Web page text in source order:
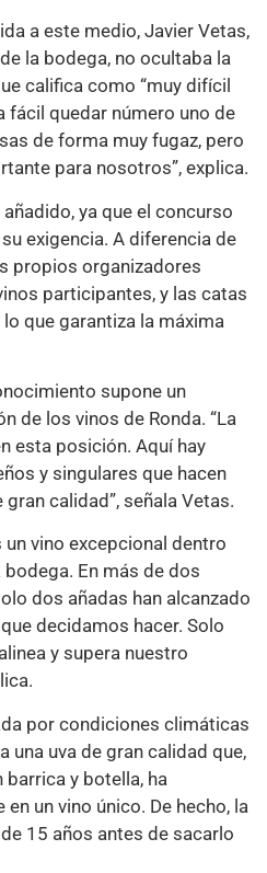
a este medio, Javier Vetas,
la bodega, no ocultaba la
califica como “muy difícil
fácil quedar número uno de
de forma muy fugaz, pero
para nosotros”, explica.
ya que el concurso
exigencia. A diferencia de
propios organizadores
participantes, y las catas
que garantiza la máxima
supone un
de los vinos de Ronda. “La
esta posición. Aquí hay
y singulares que hacen
calidad”, señala Vetas.
vino excepcional dentro
En más de dos
dos añadas han alcanzado
decidamos hacer. Solo
y supera nuestro
por condiciones climáticas
una uva de gran calidad que,
y botella, ha
un vino único. De hecho, la
15 años antes de sacarlo